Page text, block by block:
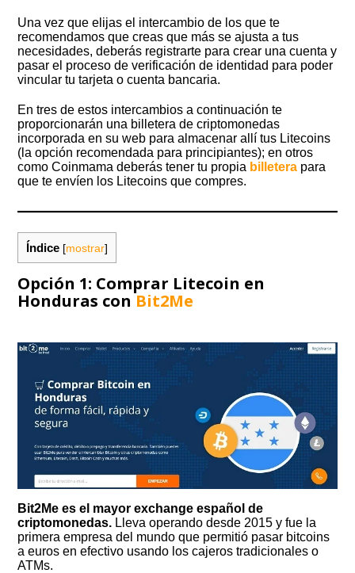
Una vez que elijas el intercambio de los que te
recomendamos que creas que más se ajusta a tus
necesidades, deberás registrarte para crear una cuenta y
pasar el proceso de verificación de identidad para poder
vincular tu tarjeta o cuenta bancaria.
En tres de estos intercambios a continuación te
proporcionarán una billetera de criptomonedas
incorporada en su web para almacenar allí tus Litecoins
(la opción recomendada para principiantes); en otros
como Coinmama deberás tener tu propia billetera para
que te envíen los Litecoins que compres.
Índice [mostrar]
Opción 1: Comprar Litecoin en
Honduras con Bit2Me
Bit2Me es el mayor exchange español de
criptomonedas. Lleva operando desde 2015 y fue la
primera empresa del mundo que permitió pasar bitcoins
a euros en efectivo usando los cajeros tradicionales o
ATMs.